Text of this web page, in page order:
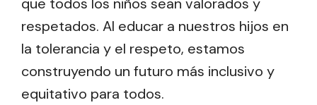
respetados. Al educar a nuestros hijos en
la tolerancia y el respeto, estamos
construyendo un futuro más inclusivo y
equitativo para todos.